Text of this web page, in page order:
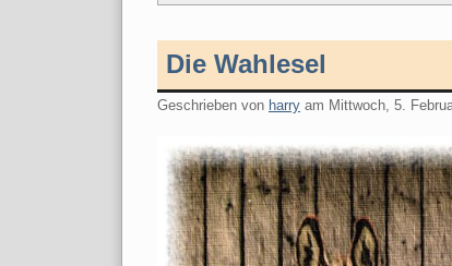
Die Wahlesel
Geschrieben von harry am Mittwoch, 5.